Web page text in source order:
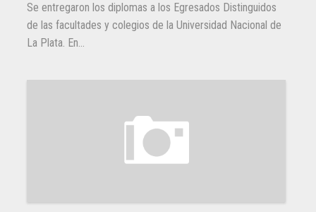
Se entregaron los diplomas a los Egresados Distinguidos
de las facultades y colegios de la Universidad Nacional de
La Plata. En...